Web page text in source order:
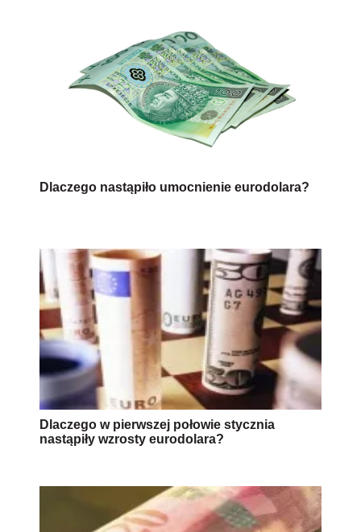
Dlaczego nastąpiło umocnienie eurodolara?
Dlaczego w pierwszej połowie stycznia
nastąpiły wzrosty eurodolara?